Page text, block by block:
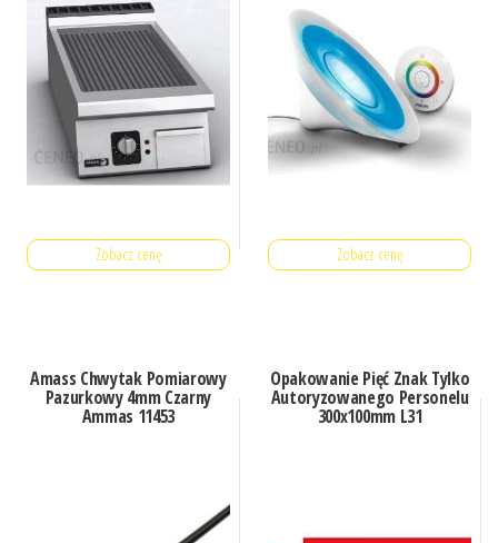
Zobacz cenę Zobacz cenę
Amass Chwytak Pomiarowy
Pazurkowy 4mm Czarny
Ammas 11453
Opakowanie Pięć Znak Tylko
Autoryzowanego Personelu
300x100mm L31